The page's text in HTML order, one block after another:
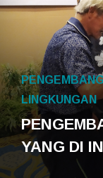
LINGKUNGAN
YANG DI